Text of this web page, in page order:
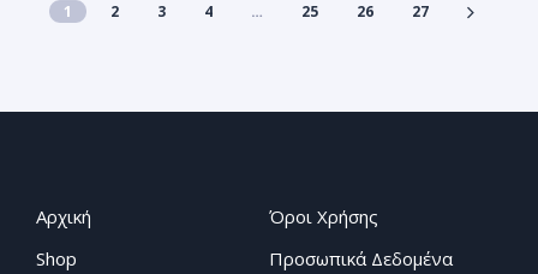
1 2 3 4 … 25 26 27
Αρχική
Shop
Όροι Χρήσης
Προσωπικά Δεδομένα